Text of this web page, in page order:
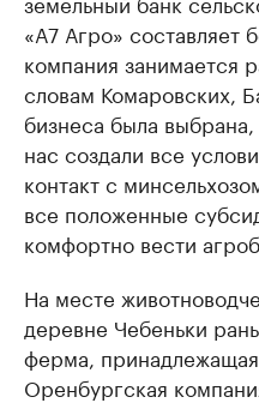
«А7 Агро» составляет
компания занимается
словам Комаровских,
бизнеса была
нас создали все
контакт с
все положенные
комфортно вести
На месте
деревне Чебеньки
ферма,
Оренбургская